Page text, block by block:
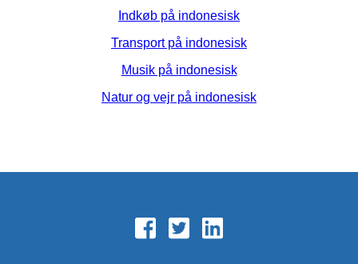
Indkøb på indonesisk
Transport på indonesisk
Musik på indonesisk
Natur og vejr på indonesisk